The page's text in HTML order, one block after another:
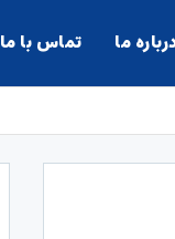
ما تماس با ما